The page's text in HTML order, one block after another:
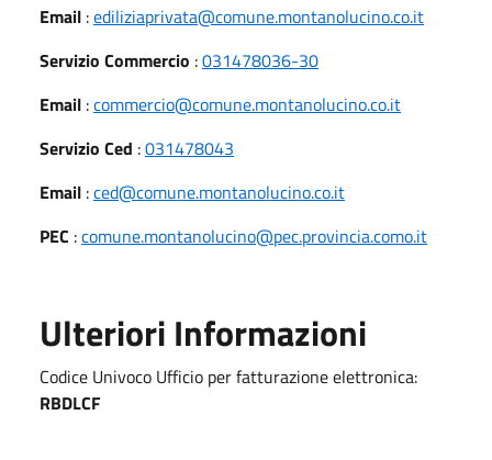
Email :ediliziaprivata@comune.montanolucino.co.it
Servizio Commercio :031478036-30
Email :commercio@comune.montanolucino.co.it
Servizio Ced :031478043
Email :ced@comune.montanolucino.co.it
PEC :comune.montanolucino@pec.provincia.como.it
Ulteriori Informazioni
Codice Univoco Ufficio per fatturazione elettronica:
RBDLCF